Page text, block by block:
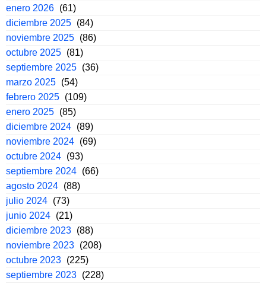
enero 2026 (61)
diciembre 2025 (84)
noviembre 2025 (86)
octubre 2025 (81)
septiembre 2025 (36)
marzo 2025 (54)
febrero 2025 (109)
enero 2025 (85)
diciembre 2024 (89)
noviembre 2024 (69)
octubre 2024 (93)
septiembre 2024 (66)
agosto 2024 (88)
julio 2024 (73)
junio 2024 (21)
diciembre 2023 (88)
noviembre 2023 (208)
octubre 2023 (225)
septiembre 2023 (228)